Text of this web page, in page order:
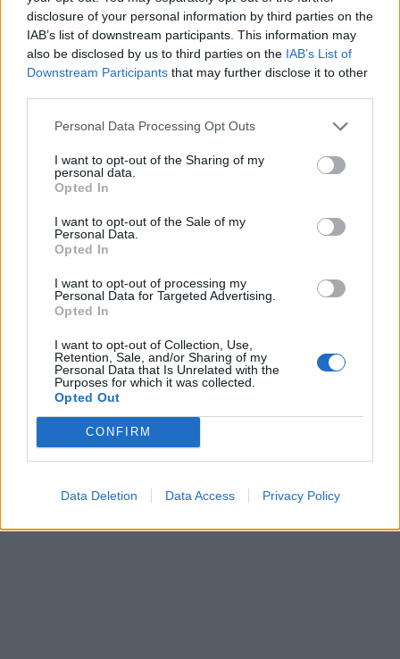
disclosure of your personal information by third parties on the
IAB’s list of downstream participants. This information may
also be disclosed by us to third parties on the IAB’s List of
Downstream Participants that may further disclose it to other
Personal Data Processing Opt Outs
I want to opt-out of the Sharing of my
personal data.
Opted In
I want to opt-out of the Sale of my
Personal Data.
Opted In
I want to opt-out of processing my
Personal Data for Targeted Advertising.
Opted In
I want to opt-out of Collection, Use,
Retention, Sale, and/or Sharing of my
Personal Data that Is Unrelated with the
Purposes for which it was collected.
Opted Out
CONFIRM
Data Deletion Data Access Privacy Policy
In evidenza